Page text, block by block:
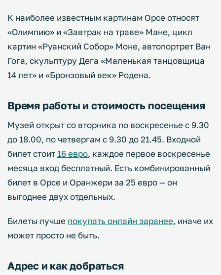
К наиболее известным картинам Орсе относят
«Олимпию» и «Завтрак на траве» Мане, цикл
картин «Руанский Собор» Моне, автопортрет Ван
Гога, скульптуру Дега «Маленькая танцовщица
14 лет» и «Бронзовый век» Родена.
Время работы и стоимость посещения
Музей открыт со вторника по воскресенье с 9.30
до 18.00, по четвергам с 9.30 до 21.45. Входной
билет стоит 16 евро, каждое первое воскресенье
месяца вход бесплатный. Есть комбинированный
билет в Орсе и Оранжери за 25 евро — он
выгоднее двух отдельных.
Билеты лучше покупать онлайн заранее, иначе их
может просто не быть.
Адрес и как добраться